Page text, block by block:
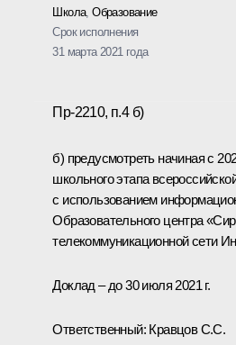
Школа,Образование
Срок исполнения
31 марта 2021 года
Пр-2210, п.4 б)
б) предусмотреть начиная с
школьного этапа
с использованием
Образовательного центра
телекоммуникационной сети
Доклад – до 30 июля 2021 г.
Ответственный: Кравцов С.С.